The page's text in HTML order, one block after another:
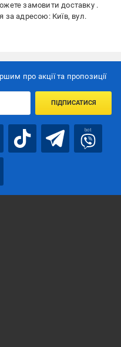
замовити доставку .
адресою: Київ, вул.
про акції та пропозиції
ПІДПИСАТИСЯ
bot